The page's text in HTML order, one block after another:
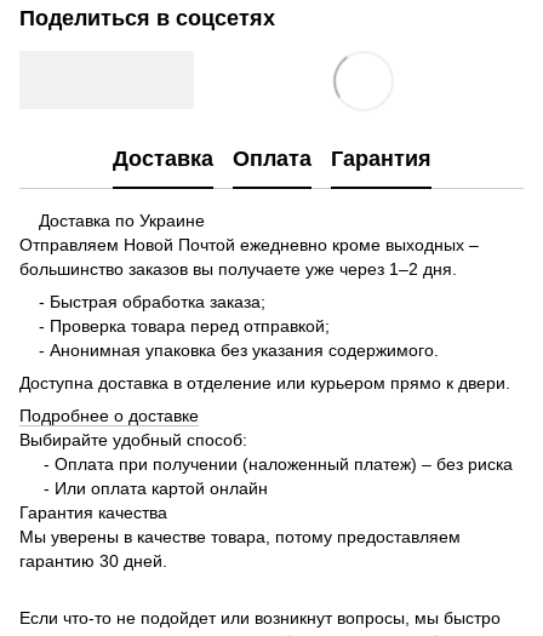
Поделиться в соцсетях
Доставка Оплата Гарантия
Доставка по Украине
Отправляем Новой Почтой ежедневно кроме выходных –
большинство заказов вы получаете уже через 1–2 дня.
- Быстрая обработка заказа;
- Проверка товара перед отправкой;
- Анонимная упаковка без указания содержимого.
Доступна доставка в отделение или курьером прямо к двери.
Подробнее о доставке
Выбирайте удобный способ:
- Оплата при получении (наложенный платеж) – без риска
- Или оплата картой онлайн
Гарантия качества
Мы уверены в качестве товара, потому предоставляем
гарантию 30 дней.
Если что-то не подойдет или возникнут вопросы, мы быстро